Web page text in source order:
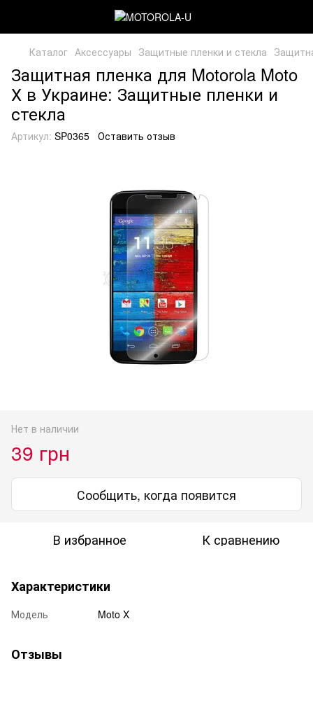
Каталог Аксессуары Защитные пленки и стекла
Защитная пленка для Motorola Moto
Х в Украине: Защитные пленки и
стекла
Артикул: SP0365 Оставить отзыв
Нет в наличии
39 грн
Сообщить, когда появится
В избранное К сравнению
Характеристики
Модель Moto X
Отзывы